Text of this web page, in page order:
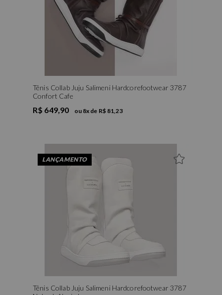
Tênis Collab Juju Salimeni Hardcorefootwear 3787
Confort Cafe
R$ 649,90 ou 8x de R$ 81,23
LANÇAMENTO
Tênis Collab Juju Salimeni Hardcorefootwear 3787